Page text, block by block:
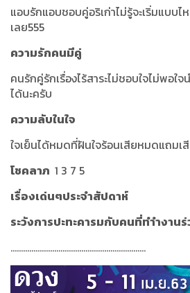
แอบรักแอบชอบคู่อริเก่าไม่รู้จะเริ่มแบบ
เลย555
ความรักคนมีคู่
คนรักคู่รักเรื่องไร้สาระไม่ชอบใจไม่พอใ
ได้นะครับ
ความลับในใจ
ใจเย็นได้หมดที่ฝันใจร้อนเสียหมดแถมเสี
โชคลาภ 1 3 7 5
เรื่องเด่นๆประจำสัปดาห์
ระวังการปะทะคารมกับคนที่ทำำงาน
.................................................................